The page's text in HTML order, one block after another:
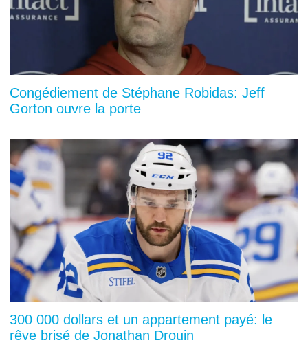
Congédiement de Stéphane Robidas: Jeff
Gorton ouvre la porte
300 000 dollars et un appartement payé: le
rêve brisé de Jonathan Drouin